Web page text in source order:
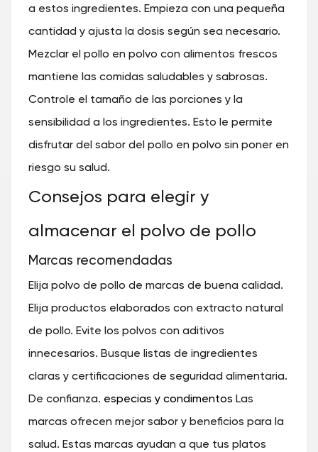
a estos ingredientes. Empieza con una pequeña
cantidad y ajusta la dosis según sea necesario.
Mezclar el pollo en polvo con alimentos frescos
mantiene las comidas saludables y sabrosas.
Controle el tamaño de las porciones y la
sensibilidad a los ingredientes. Esto le permite
disfrutar del sabor del pollo en polvo sin poner en
riesgo su salud.
Consejos para elegir y
almacenar el polvo de pollo
Marcas recomendadas
Elija polvo de pollo de marcas de buena calidad.
Elija productos elaborados con extracto natural
de pollo. Evite los polvos con aditivos
innecesarios. Busque listas de ingredientes
claras y certificaciones de seguridad alimentaria.
De confianza. especias y condimentos Las
marcas ofrecen mejor sabor y beneficios para la
salud. Estas marcas ayudan a que tus platos